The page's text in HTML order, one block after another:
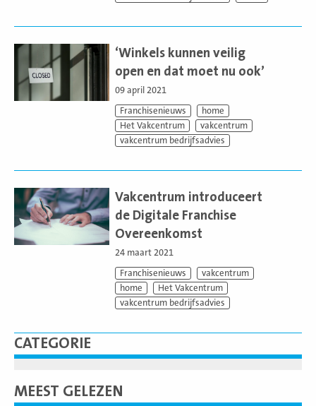
CATEGORIE
MEEST GELEZEN
meer
‘Winkels kunnen veilig
open en dat moet nu ook’
09 april 2021
Franchisenieuws
home
Het Vakcentrum
vakcentrum
vakcentrum bedrijfsadvies
meer
Vakcentrum introduceert
de Digitale Franchise
Overeenkomst
24 maart 2021
Franchisenieuws
vakcentrum
home
Het Vakcentrum
vakcentrum bedrijfsadvies